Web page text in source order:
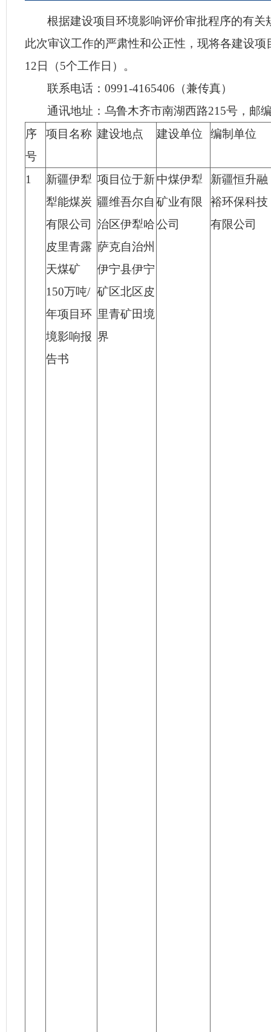
根据建设项目环境影响评价审批程序的有
此次审议工作的严肃性和公正性，现将各建设
12日（5个工作日）。
联系电话：0991-4165406（兼传真）
通讯地址：乌鲁木齐市南湖西路215号，邮
序
号
项目名称 建设地点 建设单位 编制单位
1
新疆伊犁
犁能煤炭
有限公司
皮里青露
天煤矿
150万吨/
年项目环
境影响报
告书
项目位于新
疆维吾尔自
治区伊犁哈
萨克自治州
伊宁县伊宁
矿区北区皮
里青矿田境
界
中煤伊犁
矿业有限
公司
新疆恒升融
裕环保科技
有限公司